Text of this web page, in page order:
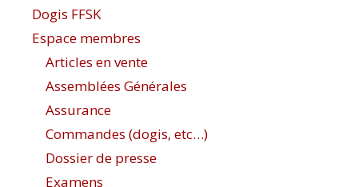
Dogis FFSK
Espace membres
Articles en vente
Assemblées Générales
Assurance
Commandes (dogis, etc…)
Dossier de presse
Examens